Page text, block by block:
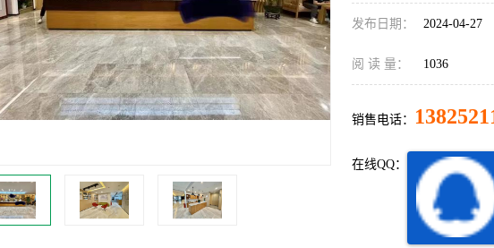
发布日期： 2024-04-27
阅 读 量： 1036
销售电话：
在线QQ：